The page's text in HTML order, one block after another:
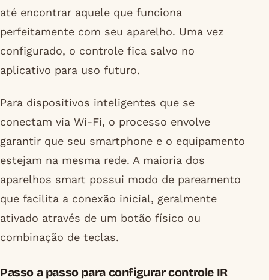
até encontrar aquele que funciona
perfeitamente com seu aparelho. Uma vez
configurado, o controle fica salvo no
aplicativo para uso futuro.
Para dispositivos inteligentes que se
conectam via Wi-Fi, o processo envolve
garantir que seu smartphone e o equipamento
estejam na mesma rede. A maioria dos
aparelhos smart possui modo de pareamento
que facilita a conexão inicial, geralmente
ativado através de um botão físico ou
combinação de teclas.
Passo a passo para configurar controle IR